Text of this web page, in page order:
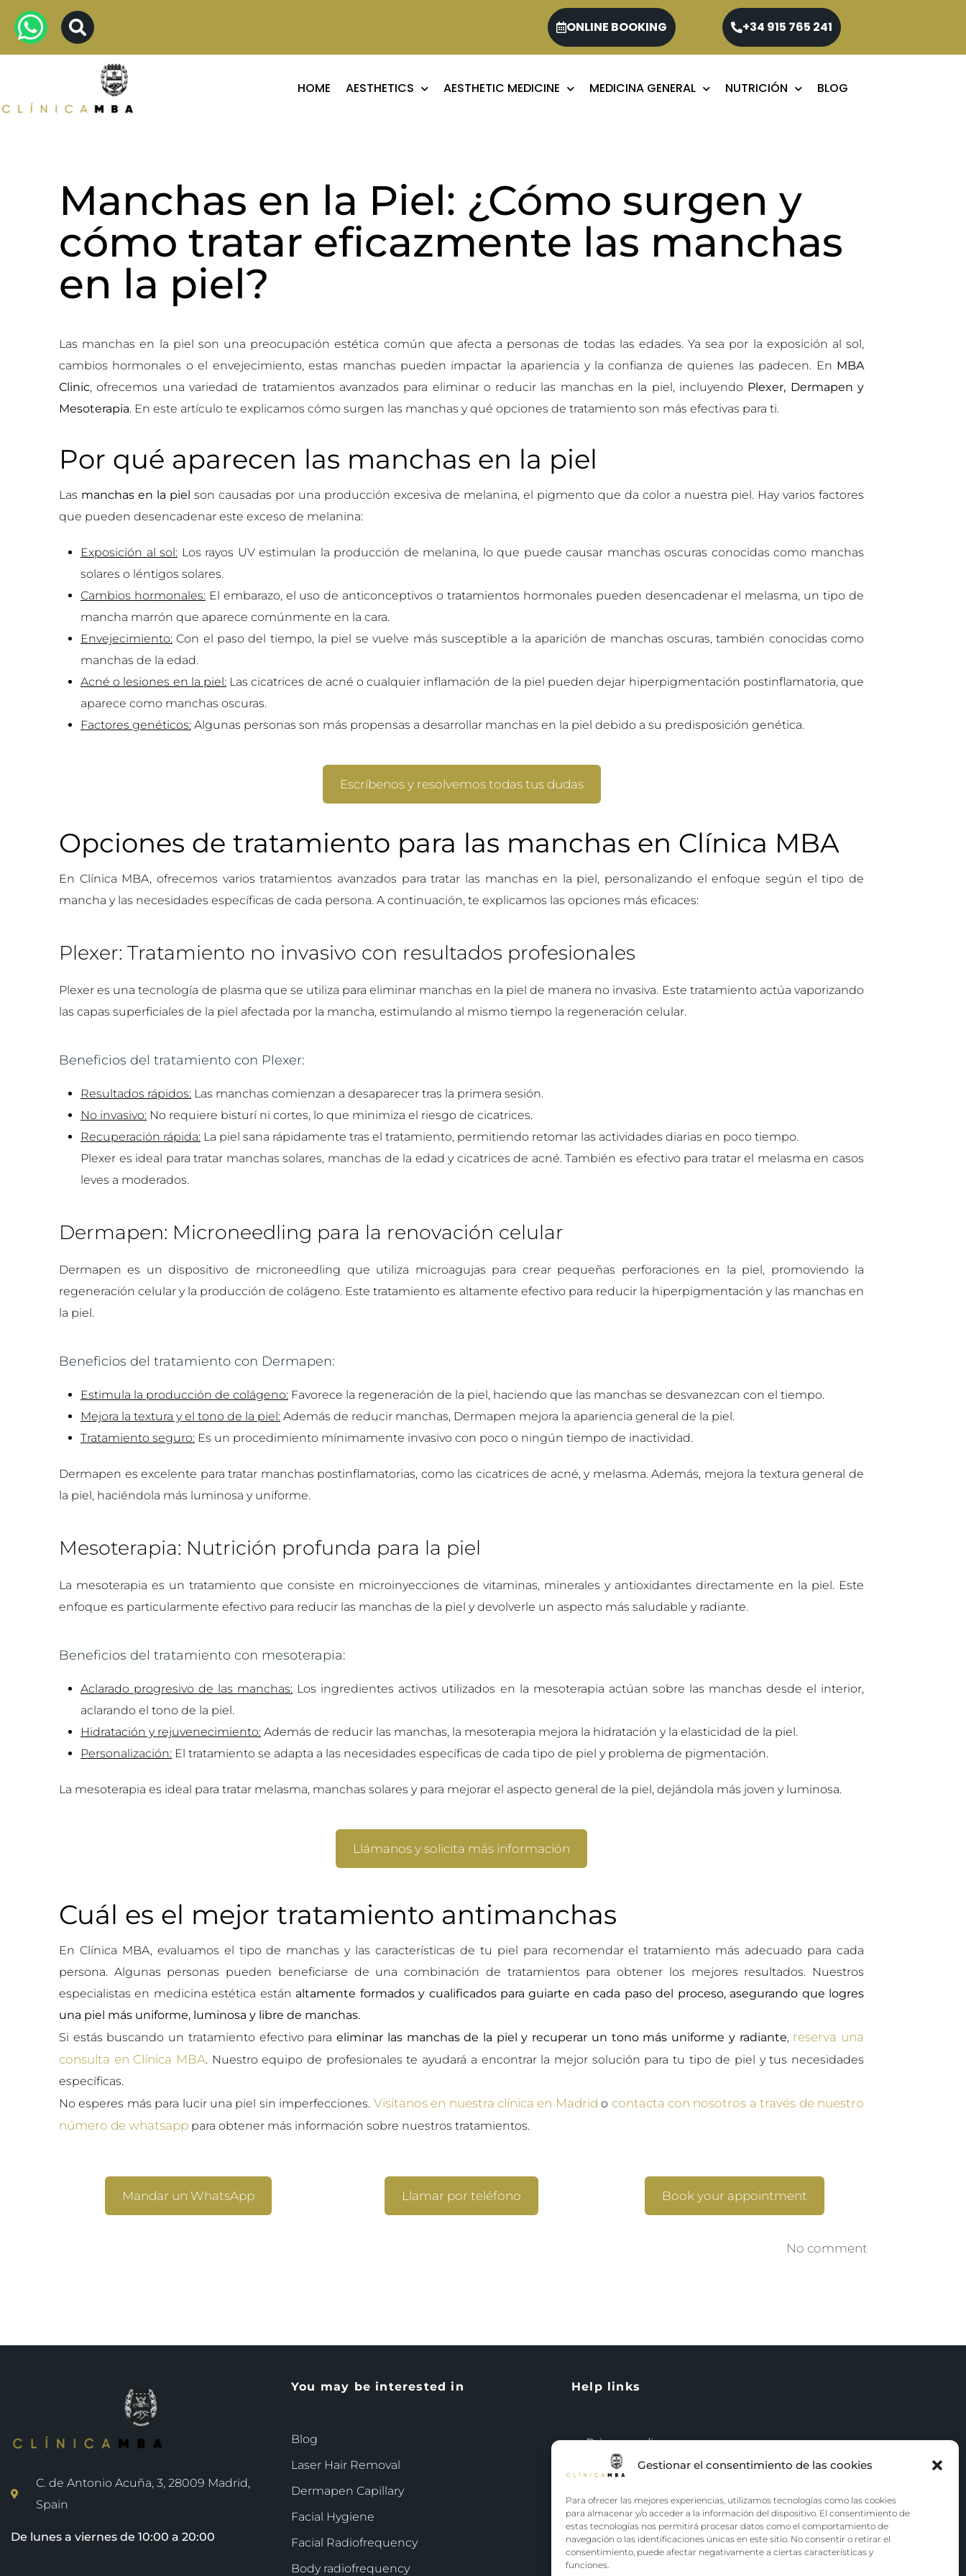
Gestionar el consentimiento de las cookies
Para ofrecer las mejores experiencias, utilizamos tecnologías como las cookies
para almacenar y/o acceder a la información del dispositivo. El consentimiento de
estas tecnologías nos permitirá procesar datos como el comportamiento de
navegación o las identificaciones únicas en este sitio. No consentir o retirar el
consentimiento, puede afectar negativamente a ciertas características y
funciones.
ONLINE BOOKING +34 915 765 241
HOME AESTHETICS AESTHETIC MEDICINE MEDICINA GENERAL NUTRICIÓN BLOG
Manchas en la Piel: ¿Cómo surgen y
cómo tratar eficazmente las manchas
en la piel?
Las manchas en la piel son una preocupación estética común que afecta a personas de todas las edades. Ya sea por la exposición al sol,
cambios hormonales o el envejecimiento, estas manchas pueden impactar la apariencia y la confianza de quienes las padecen. En MBA
Clinic, ofrecemos una variedad de tratamientos avanzados para eliminar o reducir las manchas en la piel, incluyendo Plexer, Dermapen y
Mesoterapia. En este artículo te explicamos cómo surgen las manchas y qué opciones de tratamiento son más efectivas para ti.
Por qué aparecen las manchas en la piel
Las manchas en la piel son causadas por una producción excesiva de melanina, el pigmento que da color a nuestra piel. Hay varios factores
que pueden desencadenar este exceso de melanina:
Exposición al sol: Los rayos UV estimulan la producción de melanina, lo que puede causar manchas oscuras conocidas como manchas
solares o léntigos solares.
Cambios hormonales:El embarazo, el uso de anticonceptivos o tratamientos hormonales pueden desencadenar el melasma, un tipo de
mancha marrón que aparece comúnmente en la cara.
Envejecimiento: Con el paso del tiempo, la piel se vuelve más susceptible a la aparición de manchas oscuras, también conocidas como
manchas de la edad.
Acné o lesiones en la piel: Las cicatrices de acné o cualquier inflamación de la piel pueden dejar hiperpigmentación postinflamatoria, que
aparece como manchas oscuras.
Factores genéticos: Algunas personas son más propensas a desarrollar manchas en la piel debido a su predisposición genética.
Escríbenos y resolvemos todas tus dudas
Opciones de tratamiento para las manchas en Clínica MBA
En Clínica MBA, ofrecemos varios tratamientos avanzados para tratar las manchas en la piel, personalizando el enfoque según el tipo de
mancha y las necesidades específicas de cada persona. A continuación, te explicamos las opciones más eficaces:
Plexer: Tratamiento no invasivo con resultados profesionales
Plexer es una tecnología de plasma que se utiliza para eliminar manchas en la piel de manera no invasiva. Este tratamiento actúa vaporizando
las capas superficiales de la piel afectada por la mancha, estimulando al mismo tiempo la regeneración celular.
Beneficios del tratamiento con Plexer:
Resultados rápidos: Las manchas comienzan a desaparecer tras la primera sesión.
No invasivo: No requiere bisturí ni cortes, lo que minimiza el riesgo de cicatrices.
Recuperación rápida: La piel sana rápidamente tras el tratamiento, permitiendo retomar las actividades diarias en poco tiempo.
Plexer es ideal para tratar manchas solares, manchas de la edad y cicatrices de acné. También es efectivo para tratar el melasma en casos
leves a moderados.
Dermapen: Microneedling para la renovación celular
Dermapen es un dispositivo de microneedling que utiliza microagujas para crear pequeñas perforaciones en la piel, promoviendo la
regeneración celular y la producción de colágeno. Este tratamiento es altamente efectivo para reducir la hiperpigmentación y las manchas en
la piel.
Beneficios del tratamiento con Dermapen:
Estimula la producción de colágeno: Favorece la regeneración de la piel, haciendo que las manchas se desvanezcan con el tiempo.
Mejora la textura y el tono de la piel: Además de reducir manchas, Dermapen mejora la apariencia general de la piel.
Tratamiento seguro: Es un procedimiento mínimamente invasivo con poco o ningún tiempo de inactividad.
Dermapen es excelente para tratar manchas postinflamatorias, como las cicatrices de acné, y melasma. Además, mejora la textura general de
la piel, haciéndola más luminosa y uniforme.
Mesoterapia: Nutrición profunda para la piel
La mesoterapia es un tratamiento que consiste en microinyecciones de vitaminas, minerales y antioxidantes directamente en la piel. Este
enfoque es particularmente efectivo para reducir las manchas de la piel y devolverle un aspecto más saludable y radiante.
Beneficios del tratamiento con mesoterapia:
Aclarado progresivo de las manchas: Los ingredientes activos utilizados en la mesoterapia actúan sobre las manchas desde el interior,
aclarando el tono de la piel.
Hidratación y rejuvenecimiento: Además de reducir las manchas, la mesoterapia mejora la hidratación y la elasticidad de la piel.
Personalización: El tratamiento se adapta a las necesidades específicas de cada tipo de piel y problema de pigmentación.
La mesoterapia es ideal para tratar melasma, manchas solares y para mejorar el aspecto general de la piel, dejándola más joven y luminosa.
Llámanos y solicita más información
Cuál es el mejor tratamiento antimanchas
En Clínica MBA, evaluamos el tipo de manchas y las características de tu piel para recomendar el tratamiento más adecuado para cada
persona. Algunas personas pueden beneficiarse de una combinación de tratamientos para obtener los mejores resultados. Nuestros
especialistas en medicina estética están altamente formados y cualificados para guiarte en cada paso del proceso, asegurando que logres
una piel más uniforme, luminosa y libre de manchas.
Si estás buscando un tratamiento efectivo paraeliminar las manchas de la piel y recuperar un tono más uniforme y radiante, reserva una
consulta en Clínica MBA. Nuestro equipo de profesionales te ayudará a encontrar la mejor solución para tu tipo de piel y tus necesidades
específicas.
No esperes más para lucir una piel sin imperfecciones. Visítanos en nuestra clínica en Madrid o contacta con nosotros a través de nuestro
número de whatsapp para obtener más información sobre nuestros tratamientos.
Mandar un WhatsApp Llamar por teléfono Book your appointment
No comment
C. de Antonio Acuña, 3, 28009 Madrid,
Spain
De lunes a viernes de 10:00 a 20:00
You may be interested in
Blog
Laser Hair Removal
Dermapen Capillary
Facial Hygiene
Facial Radiofrequency
Body radiofrequency
Help links
Privacy policy
Terms and Conditions
Política de cookies (UE)